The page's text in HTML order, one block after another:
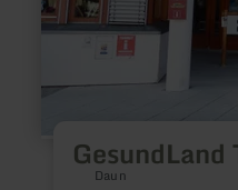
Daun